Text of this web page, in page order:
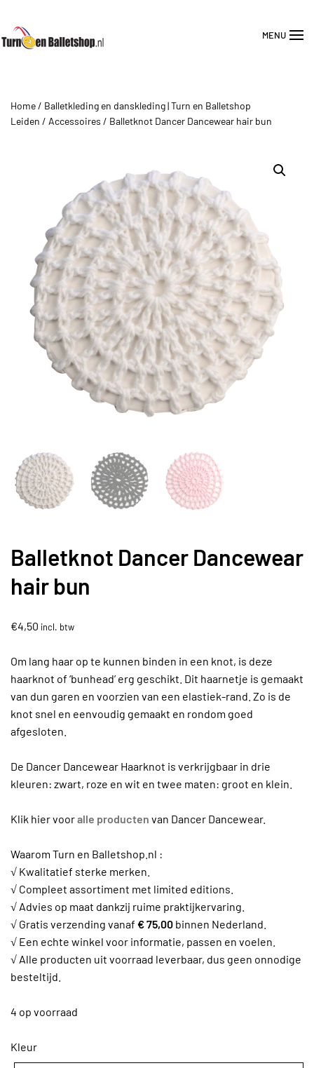
Overslaan en naar de inhoud gaan MENU
Home/ Balletkleding en danskleding | Turn en Balletshop
Leiden / Accessoires / Balletknot Dancer Dancewear hair bun
Balletknot Dancer Dancewear
hair bun
€4,50 incl. btw
Om lang haar op te kunnen binden in een knot, is deze
haarknot of ‘bunhead’ erg geschikt. Dit haarnetje is gemaakt
van dun garen en voorzien van een elastiek-rand. Zo is de
knot snel en eenvoudig gemaakt en rondom goed
afgesloten.
De Dancer Dancewear Haarknot is verkrijgbaar in drie
kleuren: zwart, roze en wit en twee maten: groot en klein.
Klik hier vooralle producten van Dancer Dancewear.
Waarom Turn en Balletshop.nl :
√ Kwalitatief sterke merken.
√ Compleet assortiment met limited editions.
√ Advies op maat dankzij ruime praktijkervaring.
√ Gratis verzending vanaf € 75,00 binnen Nederland.
√ Een echte winkel voor informatie, passen en voelen.
√ Alle producten uit voorraad leverbaar, dus geen onnodige
besteltijd.
4 op voorraad
Kleur